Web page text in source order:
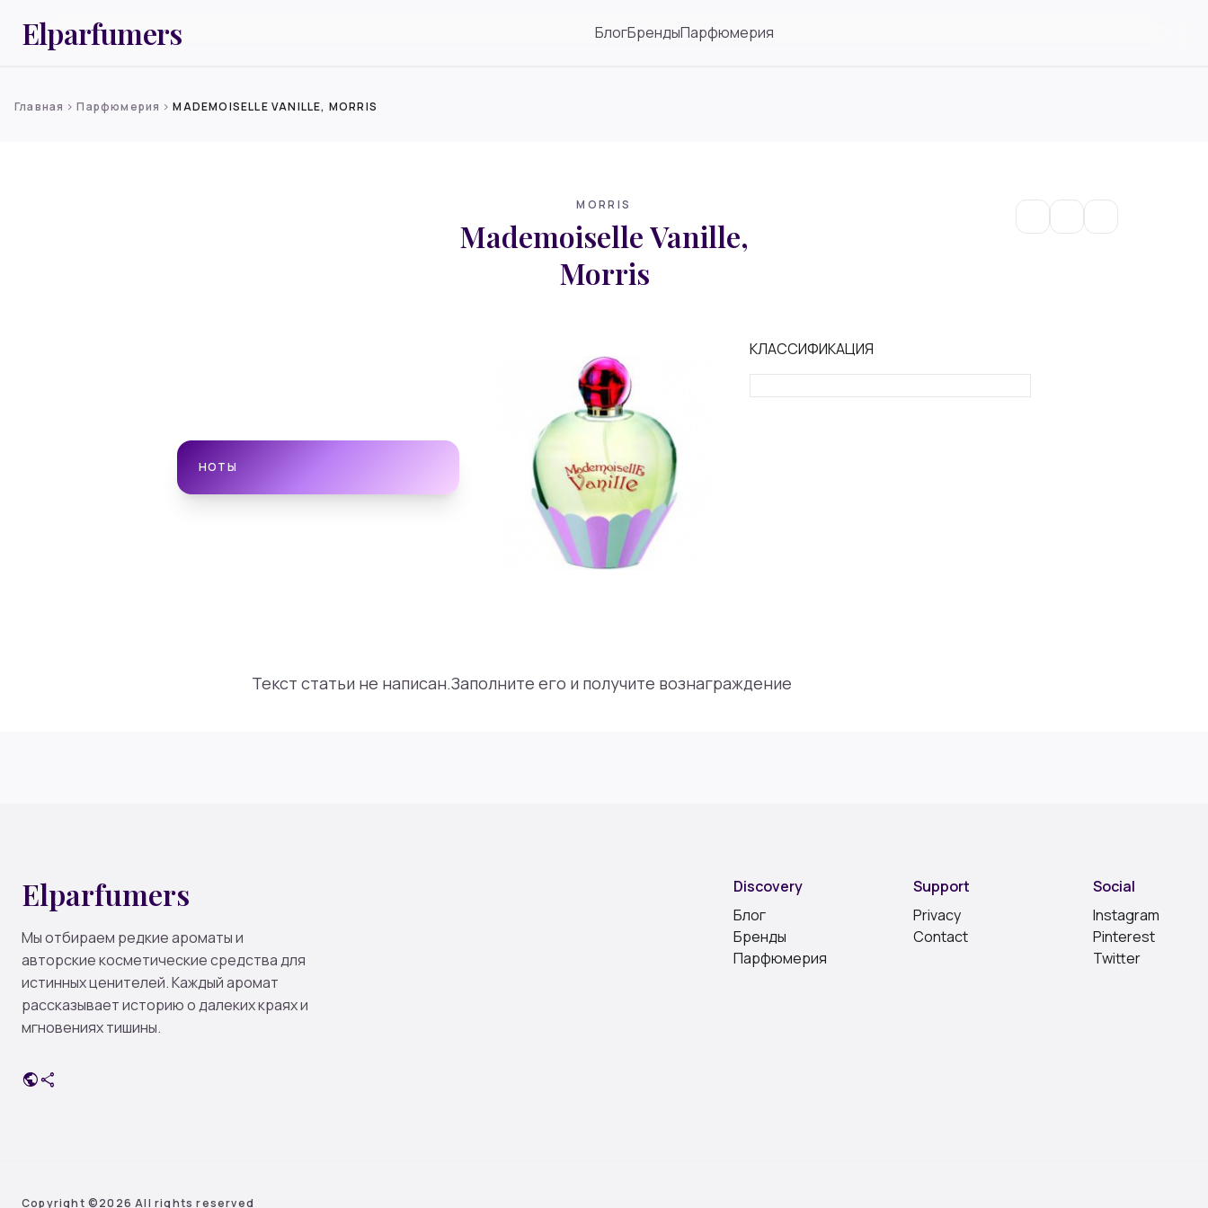
Elparfumers БлогБрендыПарфюмерия
Главная chevron_rightПарфюмерия chevron_rightMADEMOISELLE VANILLE, MORRIS
MORRIS
Mademoiselle Vanille,
Morris
НОТЫ
КЛАССИФИКАЦИЯ
Текст статьи не написан.Заполните его и получите вознаграждение
Elparfumers
Мы отбираем редкие ароматы и
авторские косметические средства для
истинных ценителей. Каждый аромат
рассказывает историю о далеких краях и
мгновениях тишины.
publicshare
Discovery
Блог
Бренды
Парфюмерия
Support
Privacy
Contact
Social
Instagram
Pinterest
Twitter
Copyright ©2026 All rights reserved